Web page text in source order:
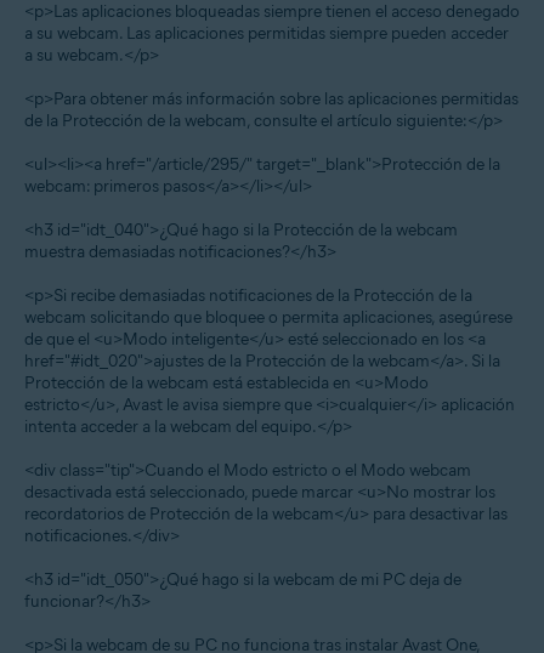
<p>Las aplicaciones bloqueadas siempre tienen el acceso denegado
a su webcam. Las aplicaciones permitidas siempre pueden acceder
a su webcam.</p>
<p>Para obtener más información sobre las aplicaciones permitidas
de la Protección de la webcam, consulte el artículo siguiente:</p>
<ul><li><a href="/article/295/" target="_blank">Protección de la
webcam: primeros pasos</a></li></ul>
<h3 id="idt_040">¿Qué hago si la Protección de la webcam
muestra demasiadas notificaciones?</h3>
<p>Si recibe demasiadas notificaciones de la Protección de la
webcam solicitando que bloquee o permita aplicaciones, asegúrese
de que el <u>Modo inteligente</u> esté seleccionado en los <a
href="#idt_020">ajustes de la Protección de la webcam</a>. Si la
Protección de la webcam está establecida en <u>Modo
estricto</u>, Avast le avisa siempre que <i>cualquier</i> aplicación
intenta acceder a la webcam del equipo.</p>
<div class="tip">Cuando el Modo estricto o el Modo webcam
desactivada está seleccionado, puede marcar <u>No mostrar los
recordatorios de Protección de la webcam</u> para desactivar las
notificaciones.</div>
<h3 id="idt_050">¿Qué hago si la webcam de mi PC deja de
funcionar?</h3>
<p>Si la webcam de su PC no funciona tras instalar Avast One,